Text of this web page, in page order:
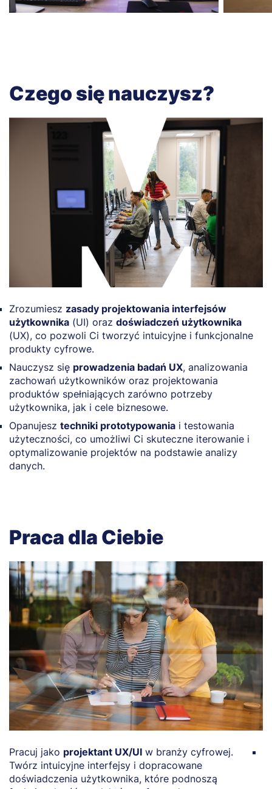
Czego się nauczysz?
Zrozumiesz zasady projektowania interfejsów
użytkownika (UI) oraz doświadczeń użytkownika
(UX), co pozwoli Ci tworzyć intuicyjne i funkcjonalne
produkty cyfrowe.
Nauczysz się prowadzenia badań UX, analizowania
zachowań użytkowników oraz projektowania
produktów spełniających zarówno potrzeby
użytkownika, jak i cele biznesowe.
Opanujesz techniki prototypowania i testowania
użyteczności, co umożliwi Ci skuteczne iterowanie i
optymalizowanie projektów na podstawie analizy
danych.
Praca dla Ciebie
Pracuj jako projektant UX/UI w branży cyfrowej.
Twórz intuicyjne interfejsy i dopracowane
doświadczenia użytkownika, które podnoszą